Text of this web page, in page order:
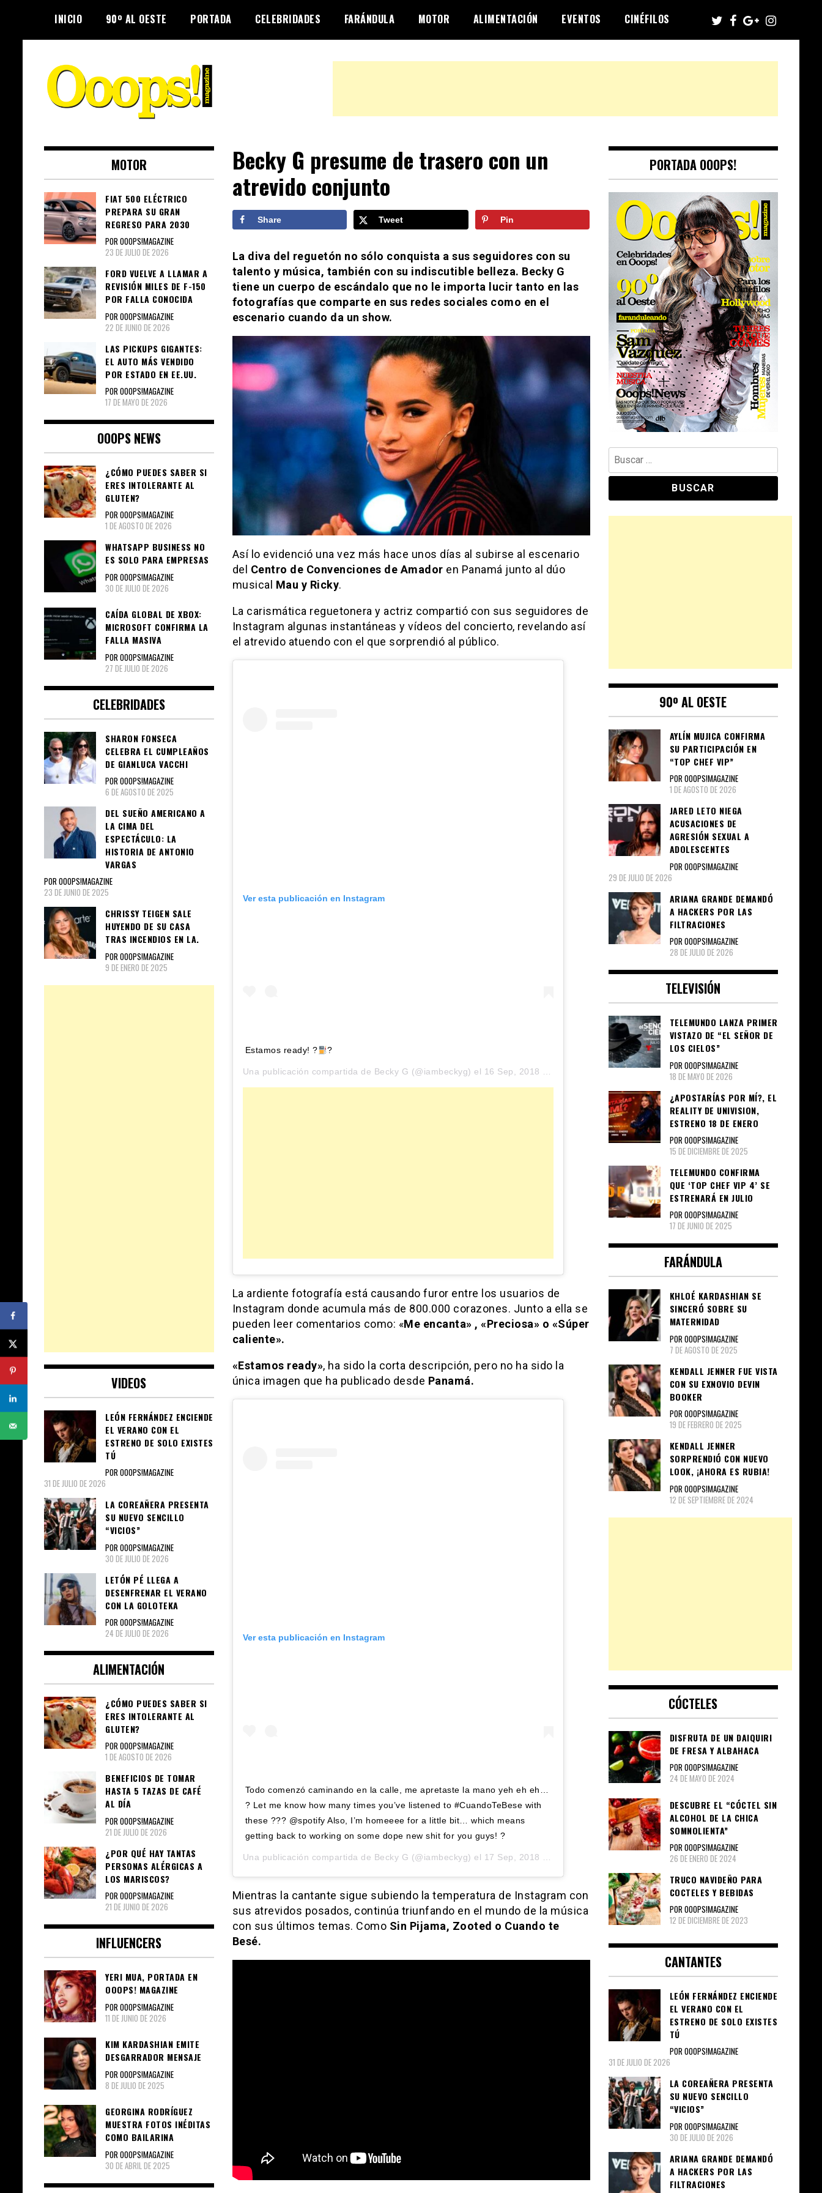
content
INICIO 90º AL OESTE PORTADA CELEBRIDADES FARÁNDULA MOTOR ALIMENTACIÓN EVENTOS CINÉFILOS
Ooops! Magazine
El magazine para estar al tanto de
las celebridades que sigues, todo
a tu alcance en un mismo lugar.
Grupo Leferas™
Becky G presume de trasero con un
atrevido conjunto
Share Tweet Pin
La diva del reguetón no sólo conquista a sus seguidores con su
talento y música, también con su indiscutible belleza. Becky G
tiene un cuerpo de escándalo que no le importa lucir tanto en las
fotografías que comparte en sus redes sociales como en el
escenario cuando da un show.
Así lo evidenció una vez más hace unos días al subirse al escenario
del Centro de Convenciones de Amador en Panamá junto al dúo
musical Mau y Ricky.
La carismática reguetonera y actriz compartió con sus seguidores de
Instagram algunas instantáneas y vídeos del concierto, revelando así
el atrevido atuendo con el que sorprendió al público.
Ver esta publicación en Instagram
Estamos ready! ? ?
Una publicación compartida de Becky G (@iambeckyg) el 16 Sep, 2018 a las 10:02 PDT
La ardiente fotografía está causando furor entre los usuarios de
Instagram donde acumula más de 800.000 corazones. Junto a ella se
pueden leer comentarios como: «Me encanta» , «Preciosa» o «Súper
caliente».
«Estamos ready», ha sido la corta descripción, pero no ha sido la
única imagen que ha publicado desde Panamá.
Ver esta publicación en Instagram
Todo comenzó caminando en la calle, me apretaste la mano yeh eh eh…
? Let me know how many times you’ve listened to #CuandoTeBese with
these ??? @spotify Also, I’m homeeee for a little bit… which means
getting back to working on some dope new shit for you guys! ?
Una publicación compartida de Becky G (@iambeckyg) el 17 Sep, 2018 a las 8:25 PDT
Mientras la cantante sigue subiendo la temperatura de Instagram con
sus atrevidos posados, continúa triunfando en el mundo de la música
con sus últimos temas. Como Sin Pijama, Zooted o Cuando te
Besé.
MOTOR
FIAT 500 ELÉCTRICO
PREPARA SU GRAN
REGRESO PARA 2030
POR OOOPS!MAGAZINE
23 DE JULIO DE 2026
FORD VUELVE A LLAMAR A
REVISIÓN MILES DE F-150
POR FALLA CONOCIDA
POR OOOPS!MAGAZINE
22 DE JUNIO DE 2026
LAS PICKUPS GIGANTES:
EL AUTO MÁS VENDIDO
POR ESTADO EN EE.UU.
POR OOOPS!MAGAZINE
17 DE MAYO DE 2026
OOOPS NEWS
¿CÓMO PUEDES SABER SI
ERES INTOLERANTE AL
GLUTEN?
POR OOOPS!MAGAZINE
1 DE AGOSTO DE 2026
WHATSAPP BUSINESS NO
ES SOLO PARA EMPRESAS
POR OOOPS!MAGAZINE
30 DE JULIO DE 2026
CAÍDA GLOBAL DE XBOX:
MICROSOFT CONFIRMA LA
FALLA MASIVA
POR OOOPS!MAGAZINE
27 DE JULIO DE 2026
CELEBRIDADES
SHARON FONSECA
CELEBRA EL CUMPLEAÑOS
DE GIANLUCA VACCHI
POR OOOPS!MAGAZINE
6 DE AGOSTO DE 2025
DEL SUEÑO AMERICANO A
LA CIMA DEL
ESPECTÁCULO: LA
HISTORIA DE ANTONIO
VARGAS
POR OOOPS!MAGAZINE
23 DE JUNIO DE 2025
CHRISSY TEIGEN SALE
HUYENDO DE SU CASA
TRAS INCENDIOS EN LA.
POR OOOPS!MAGAZINE
9 DE ENERO DE 2025
VIDEOS
LEÓN FERNÁNDEZ ENCIENDE
EL VERANO CON EL
ESTRENO DE SOLO EXISTES
TÚ
POR OOOPS!MAGAZINE
31 DE JULIO DE 2026
LA COREAÑERA PRESENTA
SU NUEVO SENCILLO
“VICIOS”
POR OOOPS!MAGAZINE
30 DE JULIO DE 2026
LETÓN PÉ LLEGA A
DESENFRENAR EL VERANO
CON LA GOLOTEKA
POR OOOPS!MAGAZINE
24 DE JULIO DE 2026
ALIMENTACIÓN
¿CÓMO PUEDES SABER SI
ERES INTOLERANTE AL
GLUTEN?
POR OOOPS!MAGAZINE
1 DE AGOSTO DE 2026
BENEFICIOS DE TOMAR
HASTA 5 TAZAS DE CAFÉ
AL DÍA
POR OOOPS!MAGAZINE
21 DE JULIO DE 2026
¿POR QUÉ HAY TANTAS
PERSONAS ALÉRGICAS A
LOS MARISCOS?
POR OOOPS!MAGAZINE
21 DE JUNIO DE 2026
INFLUENCERS
YERI MUA, PORTADA EN
OOOPS! MAGAZINE
POR OOOPS!MAGAZINE
11 DE JUNIO DE 2026
KIM KARDASHIAN EMITE
DESGARRADOR MENSAJE
POR OOOPS!MAGAZINE
8 DE JULIO DE 2025
GEORGINA RODRÍGUEZ
MUESTRA FOTOS INÉDITAS
COMO BAILARINA
POR OOOPS!MAGAZINE
30 DE ABRIL DE 2025
PORTADA OOOPS!
Buscar:
90º AL OESTE
AYLÍN MUJICA CONFIRMA
SU PARTICIPACIÓN EN
“TOP CHEF VIP”
POR OOOPS!MAGAZINE
1 DE AGOSTO DE 2026
JARED LETO NIEGA
ACUSACIONES DE
AGRESIÓN SEXUAL A
ADOLESCENTES
POR OOOPS!MAGAZINE
29 DE JULIO DE 2026
ARIANA GRANDE DEMANDÓ
A HACKERS POR LAS
FILTRACIONES
POR OOOPS!MAGAZINE
28 DE JULIO DE 2026
TELEVISIÓN
TELEMUNDO LANZA PRIMER
VISTAZO DE “EL SEÑOR DE
LOS CIELOS”
POR OOOPS!MAGAZINE
18 DE MAYO DE 2026
¿APOSTARÍAS POR MÍ?, EL
REALITY DE UNIVISION,
ESTRENO 18 DE ENERO
POR OOOPS!MAGAZINE
15 DE DICIEMBRE DE 2025
TELEMUNDO CONFIRMA
QUE ‘TOP CHEF VIP 4’ SE
ESTRENARÁ EN JULIO
POR OOOPS!MAGAZINE
17 DE JUNIO DE 2025
FARÁNDULA
KHLOÉ KARDASHIAN SE
SINCERÓ SOBRE SU
MATERNIDAD
POR OOOPS!MAGAZINE
7 DE AGOSTO DE 2025
KENDALL JENNER FUE VISTA
CON SU EXNOVIO DEVIN
BOOKER
POR OOOPS!MAGAZINE
19 DE FEBRERO DE 2025
KENDALL JENNER
SORPRENDIÓ CON NUEVO
LOOK, ¡AHORA ES RUBIA!
POR OOOPS!MAGAZINE
12 DE SEPTIEMBRE DE 2024
CÓCTELES
DISFRUTA DE UN DAIQUIRI
DE FRESA Y ALBAHACA
POR OOOPS!MAGAZINE
24 DE MAYO DE 2024
DESCUBRE EL “CÓCTEL SIN
ALCOHOL DE LA CHICA
SOMNOLIENTA”
POR OOOPS!MAGAZINE
26 DE ENERO DE 2024
TRUCO NAVIDEÑO PARA
COCTELES Y BEBIDAS
POR OOOPS!MAGAZINE
12 DE DICIEMBRE DE 2023
CANTANTES
LEÓN FERNÁNDEZ ENCIENDE
EL VERANO CON EL
ESTRENO DE SOLO EXISTES
TÚ
POR OOOPS!MAGAZINE
31 DE JULIO DE 2026
LA COREAÑERA PRESENTA
SU NUEVO SENCILLO
“VICIOS”
POR OOOPS!MAGAZINE
30 DE JULIO DE 2026
ARIANA GRANDE DEMANDÓ
A HACKERS POR LAS
FILTRACIONES